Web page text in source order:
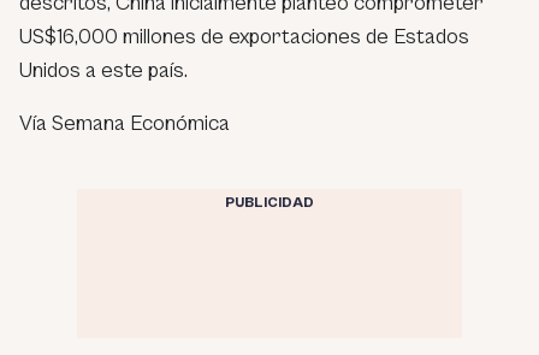
US$16,000 millones de exportaciones de Estados
Unidos a este país.
Vía Semana Económica
PUBLICIDAD